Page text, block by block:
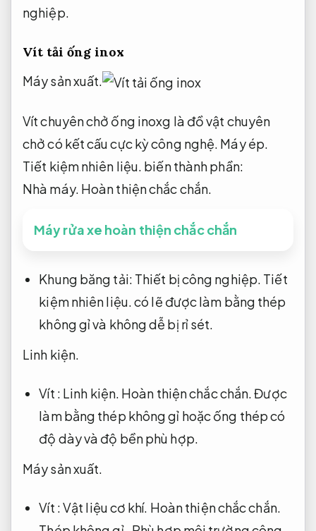
nghiệp.
Vít tải ống inox
Máy sản xuất.
Vít chuyên chở ống inoxg là đồ vật chuyên
chở có kết cấu cực kỳ công nghệ. Máy ép.
Tiết kiệm nhiên liệu. biến thành phần:
Nhà máy. Hoàn thiện chắc chắn.
Máy rửa xe hoàn thiện chắc chắn
Khung băng tải: Thiết bị công nghiệp. Tiết
kiệm nhiên liệu.có lẽ được làm bằng thép
không gỉ và không dễ bị rỉ sét.
Linh kiện.
Vít : Linh kiện. Hoàn thiện chắc chắn.Được
làm bằng thép không gỉ hoặc ống thép có
độ dày và độ bền phù hợp.
Máy sản xuất.
Vít :Vật liệu cơ khí. Hoàn thiện chắc chắn.